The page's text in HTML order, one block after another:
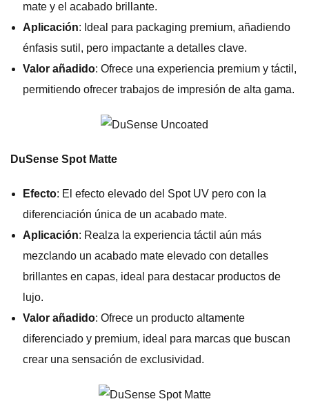
mate y el acabado brillante.
Aplicación: Ideal para packaging premium, añadiendo
énfasis sutil, pero impactante a detalles clave.
Valor añadido: Ofrece una experiencia premium y táctil,
permitiendo ofrecer trabajos de impresión de alta gama.
DuSense Spot Matte
Efecto: El efecto elevado del Spot UV pero con la
diferenciación única de un acabado mate.
Aplicación: Realza la experiencia táctil aún más
mezclando un acabado mate elevado con detalles
brillantes en capas, ideal para destacar productos de
lujo.
Valor añadido: Ofrece un producto altamente
diferenciado y premium, ideal para marcas que buscan
crear una sensación de exclusividad.